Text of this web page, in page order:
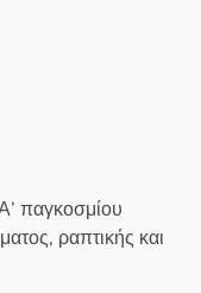
παγκοσμίου
ραπτικής και